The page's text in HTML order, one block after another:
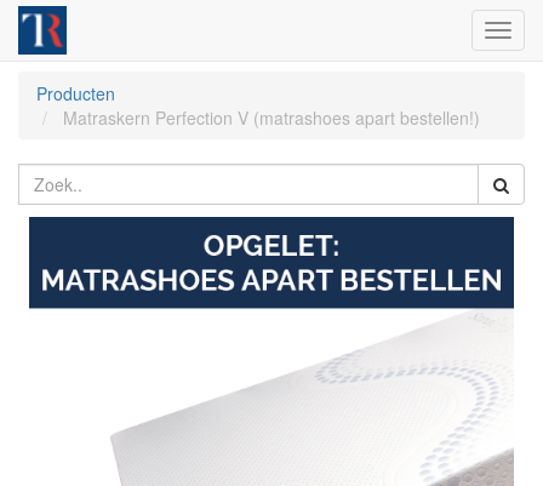
Producten
Matraskern Perfection V (matrashoes apart bestellen!)